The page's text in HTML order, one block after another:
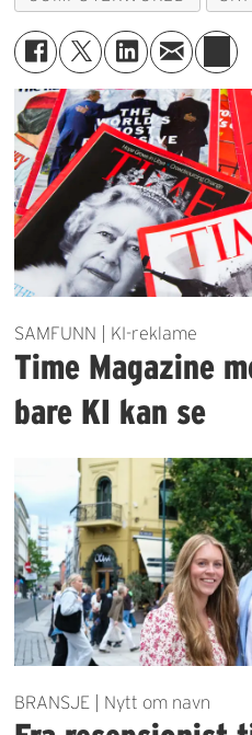
SAMFUNN | KI-reklame
Time Magazine
bare KI kan se
BRANSJE | Nytt om navn